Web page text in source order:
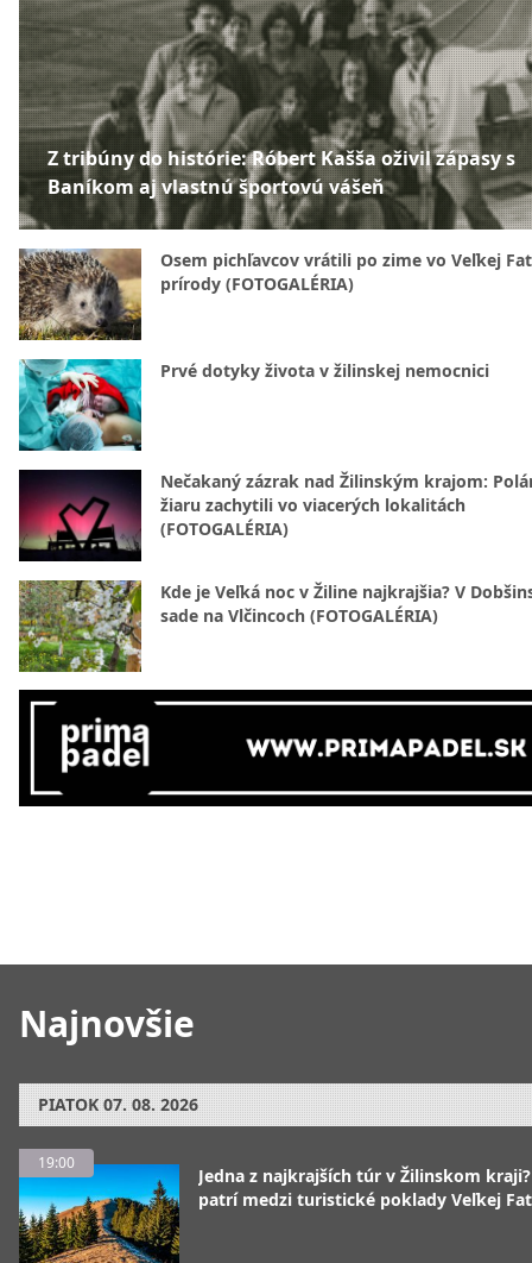
Najnovšie
PIATOK 07. 08. 2026
19:00
Jedna z najkrajších túr v Žilinskom
patrí medzi turistické poklady Veľkej
Z tribúny do histórie: Róbert Kašša oživil zápasy s
Baníkom aj vlastnú športovú vášeň
Osem pichľavcov vrátili po zime vo Veľkej
prírody (FOTOGALÉRIA)
Prvé dotyky života v žilinskej nemocnici
Nečakaný zázrak nad Žilinským krajom:
žiaru zachytili vo viacerých lokalitách
(FOTOGALÉRIA)
Kde je Veľká noc v Žiline najkrajšia? V
sade na Vlčincoch (FOTOGALÉRIA)